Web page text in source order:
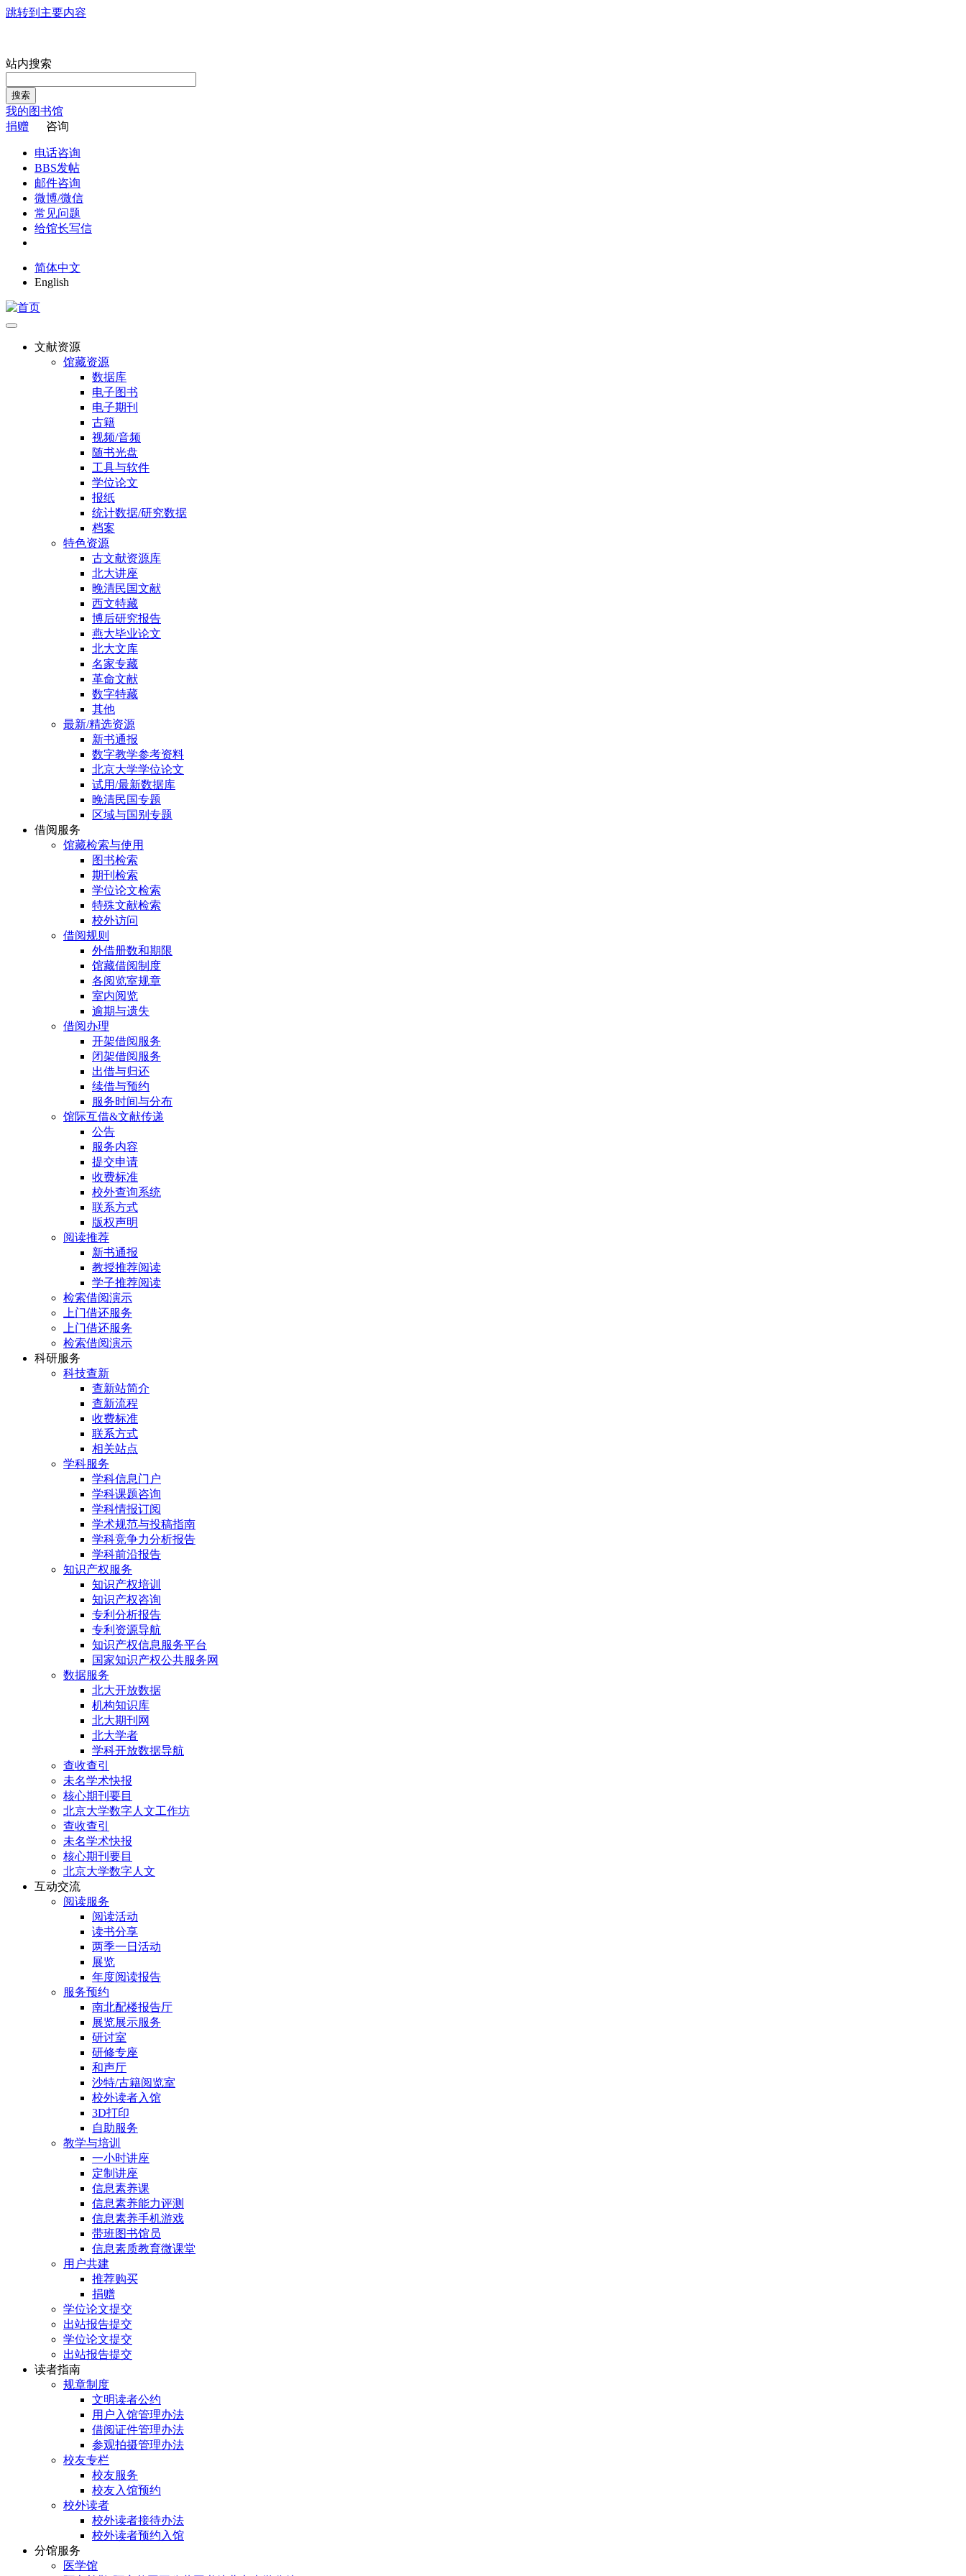
跳转到主要内容
站内搜索
搜索
我的图书馆
捐赠
咨询
电话咨询
BBS发帖
邮件咨询
微博/微信
常见问题
给馆长写信
简体中文
English
文献资源
馆藏资源
数据库
电子图书
电子期刊
古籍
视频/音频
随书光盘
工具与软件
学位论文
报纸
统计数据/研究数据
档案
特色资源
古文献资源库
北大讲座
晚清民国文献
西文特藏
博后研究报告
燕大毕业论文
北大文库
名家专藏
革命文献
数字特藏
其他
最新/精选资源
新书通报
数字教学参考资料
北京大学学位论文
试用/最新数据库
晚清民国专题
区域与国别专题
借阅服务
馆藏检索与使用
图书检索
期刊检索
学位论文检索
特殊文献检索
校外访问
借阅规则
外借册数和期限
馆藏借阅制度
各阅览室规章
室内阅览
逾期与遗失
借阅办理
开架借阅服务
闭架借阅服务
出借与归还
续借与预约
服务时间与分布
馆际互借&文献传递
公告
服务内容
提交申请
收费标准
校外查询系统
联系方式
版权声明
阅读推荐
新书通报
教授推荐阅读
学子推荐阅读
检索借阅演示
上门借还服务
上门借还服务
检索借阅演示
科研服务
科技查新
查新站简介
查新流程
收费标准
联系方式
相关站点
学科服务
学科信息门户
学科课题咨询
学科情报订阅
学术规范与投稿指南
学科竞争力分析报告
学科前沿报告
知识产权服务
知识产权培训
知识产权咨询
专利分析报告
专利资源导航
知识产权信息服务平台
国家知识产权公共服务网
数据服务
北大开放数据
机构知识库
北大期刊网
北大学者
学科开放数据导航
查收查引
未名学术快报
核心期刊要目
北京大学数字人文工作坊
查收查引
未名学术快报
核心期刊要目
北京大学数字人文
互动交流
阅读服务
阅读活动
读书分享
两季一日活动
展览
年度阅读报告
服务预约
南北配楼报告厅
展览展示服务
研讨室
研修专座
和声厅
沙特/古籍阅览室
校外读者入馆
3D打印
自助服务
教学与培训
一小时讲座
定制讲座
信息素养课
信息素养能力评测
信息素养手机游戏
带班图书馆员
信息素质教育微课堂
用户共建
推荐购买
捐赠
学位论文提交
出站报告提交
学位论文提交
出站报告提交
读者指南
规章制度
文明读者公约
用户入馆管理办法
借阅证件管理办法
参观拍摄管理办法
校友专栏
校友服务
校友入馆预约
校外读者
校外读者接待办法
校外读者预约入馆
分馆服务
医学馆